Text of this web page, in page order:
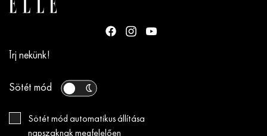
Írj nekünk!
Sötét mód
Sötét mód automatikus állítása
napszaknak megfelelően